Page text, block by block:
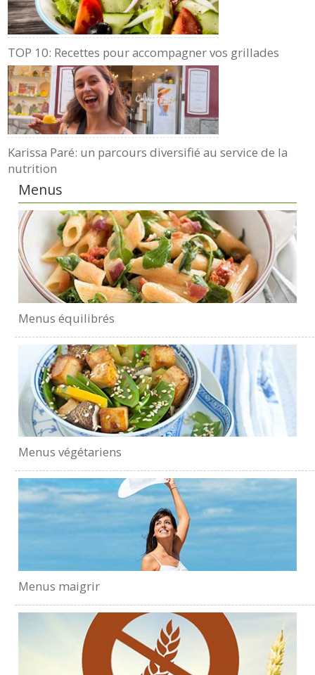
TOP 10: Recettes pour accompagner vos grillades
Karissa Paré: un parcours diversifié au service de la
nutrition
Menus
Menus équilibrés
Menus végétariens
Menus maigrir